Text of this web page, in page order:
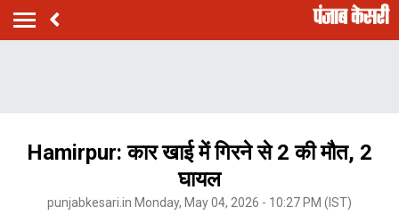
Hamirpur: कार खाई में गिरने से 2 की मौत, 2
घायल
punjabkesari.in Monday, May 04, 2026 - 10:27 PM (IST)